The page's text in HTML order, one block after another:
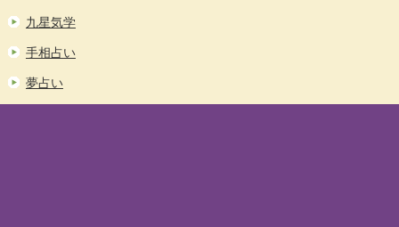
九星気学
手相占い
夢占い